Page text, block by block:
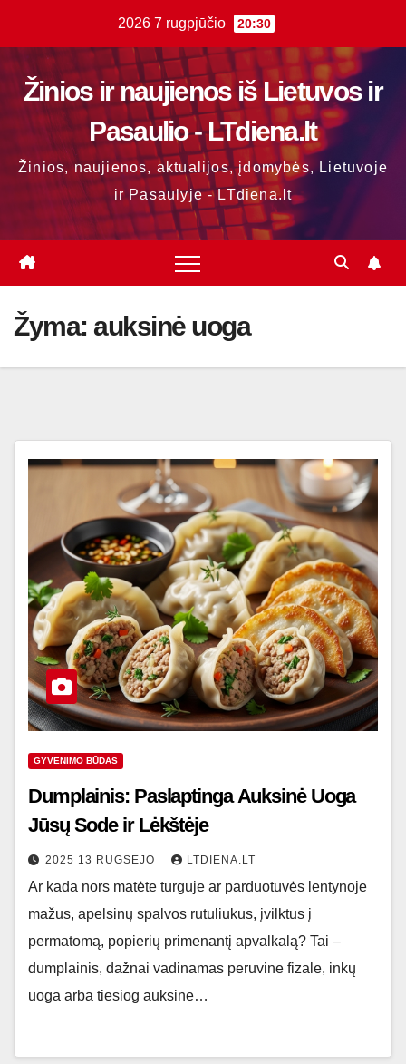
content
2026 7 rugpjūčio 20:30
Žinios ir naujienos iš Lietuvos ir
Pasaulio - LTdiena.lt
Žinios, naujienos, aktualijos, įdomybės, Lietuvoje
ir Pasaulyje - LTdiena.lt
Žyma: auksinė uoga
GYVENIMO BŪDAS
Dumplainis: Paslaptinga Auksinė Uoga
Jūsų Sode ir Lėkštėje
2025 13 RUGSĖJO LTDIENA.LT
Ar kada nors matėte turguje ar parduotuvės lentynoje
mažus, apelsinų spalvos rutuliukus, įvilktus į
permatomą, popierių primenantį apvalkalą? Tai –
dumplainis, dažnai vadinamas peruvine fizale, inkų
uoga arba tiesiog auksine…